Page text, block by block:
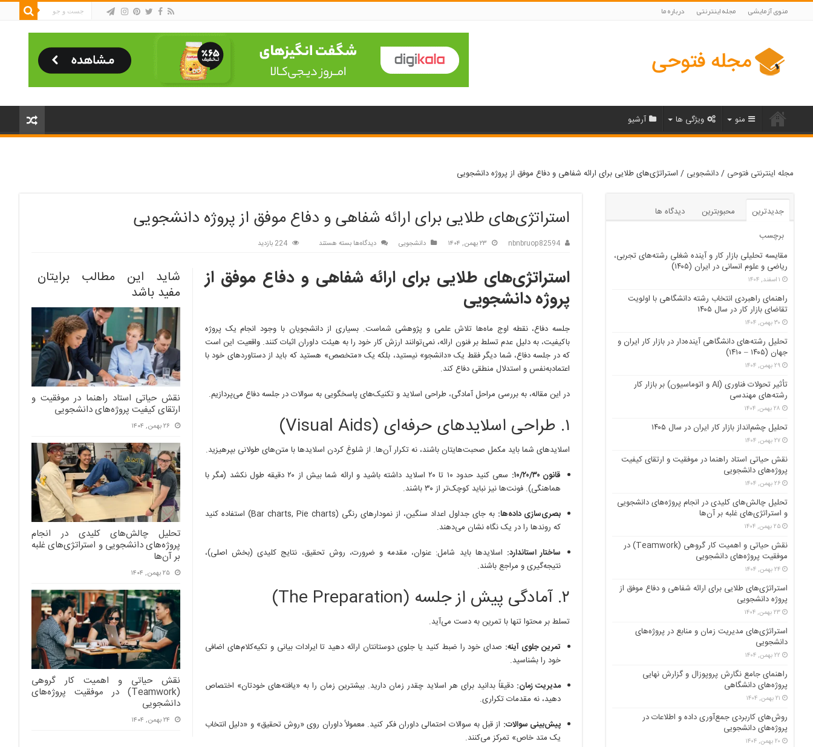
منوی آزمایشی مجله اینترنتی درباره ما
منو ویژگی ها آرشیو
مجله اینترنتی فتوحی /دانشجویی / استراتژی‌های طلایی برای ارائه شفاهی و دفاع موفق از پروژه دانشجویی
استراتژی‌های طلایی برای ارائه شفاهی و دفاع موفق از پروژه دانشجویی
nbnbruop82594 ۲۳ بهمن, ۱۴۰۴ دانشجویی دیدگاه‌ها برای
برای
دفاع
موفق
از
پروژه
بسته هستند 224 بازدید
شاید این مطالب برایتان
مفید باشد
نقش حیاتی استاد راهنما در موفقیت و
ارتقای کیفیت پروژه‌های دانشجویی
۲۶ بهمن, ۱۴۰۴
تحلیل چالش‌های کلیدی در انجام
پروژه‌های دانشجویی و استراتژی‌های غلبه
بر آن‌ها
۲۵ بهمن, ۱۴۰۴
نقش حیاتی و اهمیت کار گروهی
(Teamwork) در موفقیت پروژه‌های
دانشجویی
۲۴ بهمن, ۱۴۰۴
استراتژی‌های طلایی برای ارائه شفاهی و دفاع موفق از
پروژه دانشجویی
جلسه دفاع، نقطه اوج ماه‌ها تلاش علمی و پژوهشی شماست. بسیاری از دانشجویان با وجود انجام یک پروژه
باکیفیت، به دلیل عدم تسلط بر فنون ارائه، نمی‌توانند ارزش کار خود را به هیئت داوران اثبات کنند. واقعیت این است
که در جلسه دفاع، شما دیگر فقط یک «دانشجو» نیستید، بلکه یک «متخصص» هستید که باید از دستاوردهای خود با
اعتمادبه‌نفس و استدلال منطقی دفاع کند.
در این مقاله، به بررسی مراحل آمادگی، طراحی اسلاید و تکنیک‌های پاسخگویی به سوالات در جلسه دفاع می‌پردازیم.
۱. طراحی اسلایدهای حرفه‌ای (Visual Aids)
اسلایدهای شما باید مکمل صحبت‌هایتان باشند، نه تکرار آن‌ها. از شلوغ کردن اسلایدها با متن‌های طولانی بپرهیزید.
قانون ۱۰/۲۰/۳۰:
سعی کنید حدود ۱۰ تا ۲۰ اسلاید داشته باشید و ارائه شما بیش از ۲۰ دقیقه طول نکشد (مگر با
هماهنگی). فونت‌ها نیز نباید کوچک‌تر از ۳۰ باشند.
بصری‌سازی داده‌ها:
به جای جداول اعداد سنگین، از نمودارهای رنگی (Bar charts, Pie charts) استفاده کنید
که روندها را در یک نگاه نشان می‌دهند.
ساختار استاندارد: اسلایدها باید شامل: عنوان، مقدمه و ضرورت، روش تحقیق، نتایج کلیدی (بخش اصلی)،
نتیجه‌گیری و مراجع باشند.
۲. آمادگی پیش از جلسه (The Preparation)
تسلط بر محتوا تنها با تمرین به دست می‌آید.
تمرین جلوی آینه: صدای خود را ضبط کنید یا جلوی دوستانتان ارائه دهید تا ایرادات بیانی و تکیه‌کلام‌های اضافی
خود را بشناسید.
مدیریت زمان: دقیقاً بدانید برای هر اسلاید چقدر زمان دارید. بیشترین زمان را به «یافته‌های خودتان» اختصاص
دهید، نه مقدمات تکراری.
پیش‌بینی سوالات: از قبل به سوالات احتمالی داوران فکر کنید. معمولاً داوران روی «روش تحقیق» و «دلیل انتخاب
یک متد خاص» تمرکز می‌کنند.
جدیدترین محبوبترین
دیدگاه ها
برچسب
مقایسه تحلیلی بازار کار و آینده شغلی رشته‌های تجربی،
ریاضی و علوم انسانی در ایران (۱۴۰۵)
۱ اسفند, ۱۴۰۴
راهنمای راهبردی انتخاب رشته دانشگاهی با اولویت
تقاضای بازار کار در سال ۱۴۰۵
۳۰ بهمن, ۱۴۰۴
تحلیل رشته‌های دانشگاهی آینده‌دار در بازار کار ایران و
جهان (۱۴۰۵ – ۱۴۱۰)
۲۹ بهمن, ۱۴۰۴
تأثیر تحولات فناوری (AI و اتوماسیون) بر بازار کار
رشته‌های مهندسی
۲۸ بهمن, ۱۴۰۴
تحلیل چشم‌انداز بازار کار ایران در سال ۱۴۰۵
۲۷ بهمن, ۱۴۰۴
نقش حیاتی استاد راهنما در موفقیت و ارتقای کیفیت
پروژه‌های دانشجویی
۲۶ بهمن, ۱۴۰۴
تحلیل چالش‌های کلیدی در انجام پروژه‌های دانشجویی
و استراتژی‌های غلبه بر آن‌ها
۲۵ بهمن, ۱۴۰۴
نقش حیاتی و اهمیت کار گروهی (Teamwork) در
موفقیت پروژه‌های دانشجویی
۲۴ بهمن, ۱۴۰۴
استراتژی‌های طلایی برای ارائه شفاهی و دفاع موفق از
پروژه دانشجویی
۲۳ بهمن, ۱۴۰۴
استراتژی‌های مدیریت زمان و منابع در پروژه‌های
دانشجویی
۲۲ بهمن, ۱۴۰۴
راهنمای جامع نگارش پروپوزال و گزارش نهایی
پروژه‌های دانشگاهی
۲۱ بهمن, ۱۴۰۴
روش‌های کاربردی جمع‌آوری داده و اطلاعات در
پروژه‌های دانشجویی
۲۰ بهمن, ۱۴۰۴